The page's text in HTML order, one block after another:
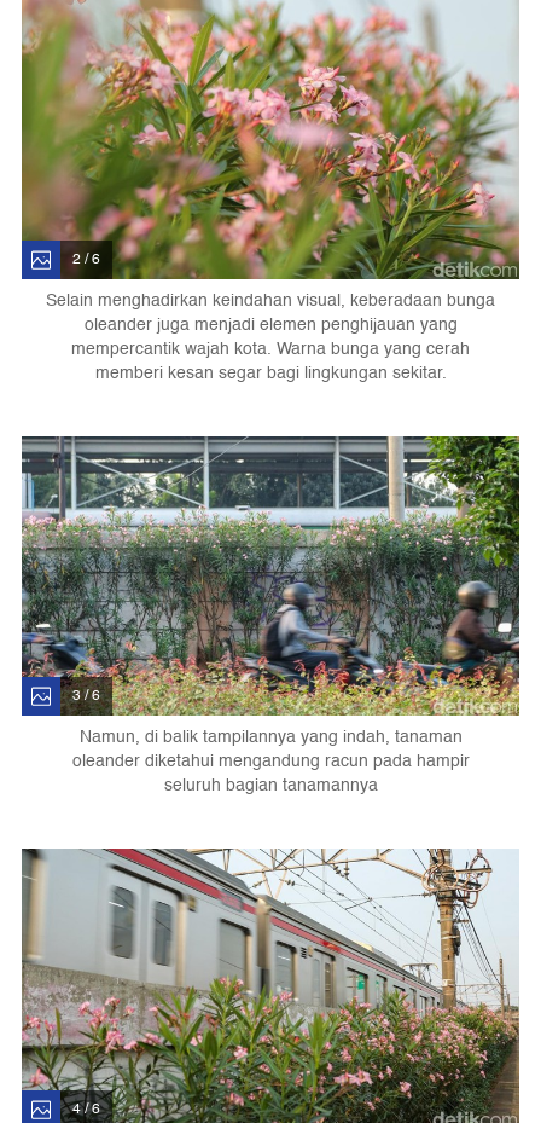
2 / 6
Selain menghadirkan keindahan visual, keberadaan bunga
oleander juga menjadi elemen penghijauan yang
mempercantik wajah kota. Warna bunga yang cerah
memberi kesan segar bagi lingkungan sekitar.
3 / 6
Namun, di balik tampilannya yang indah, tanaman
oleander diketahui mengandung racun pada hampir
seluruh bagian tanamannya
4 / 6